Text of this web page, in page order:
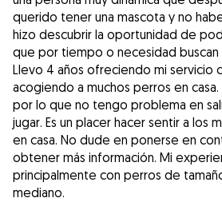
querido tener una mascota y no
hizo descubrir la oportunidad de
que por tiempo o necesidad buscan
Llevo 4 años ofreciendo mi servicio
acogiendo a muchos perros en casa.
por lo que no tengo problema en
jugar. Es un placer hacer sentir a los
en casa. No dude en ponerse en
obtener más información. Mi
principalmente con perros de
mediano.